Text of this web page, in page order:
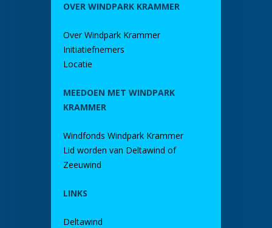
OVER WINDPARK KRAMMER
Over Windpark Krammer
Initiatiefnemers
Locatie
MEEDOEN MET WINDPARK
KRAMMER
Windfonds Windpark Krammer
Lid worden van Deltawind of
Zeeuwind
LINKS
Deltawind